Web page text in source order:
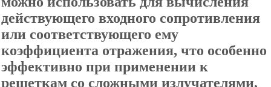
действующего входного сопротивления
или соответствующего ему
коэффициента отражения, что особенно
эффективно при применении к
решеткам со сложными излучателями,